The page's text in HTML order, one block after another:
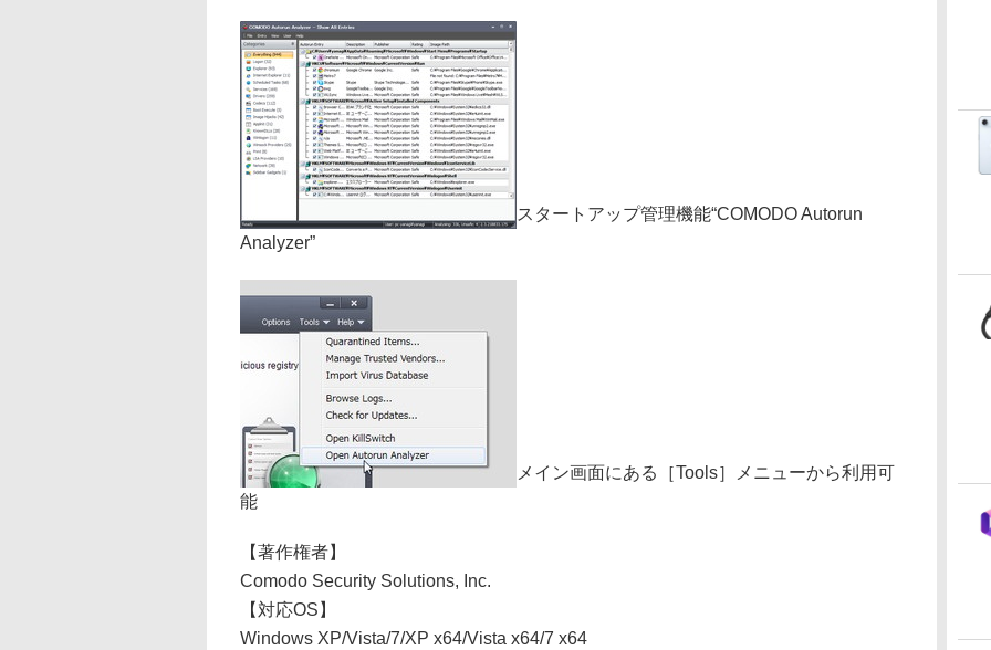
スタートアップ管理機能“COMODO Autorun
Analyzer”
メイン画面にある［Tools］メニューから利用可
能
【著作権者】
Comodo Security Solutions, Inc.
【対応OS】
Windows XP/Vista/7/XP x64/Vista x64/7 x64